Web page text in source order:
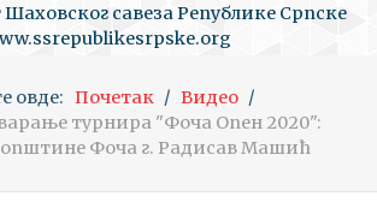
Шаховског савеза Републике Српске
овде: Почетак
Видео
турнира "Фоча Опен 2020":
Фоча г. Радисав Машић